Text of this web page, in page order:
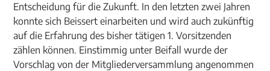
Entscheidung für die Zukunft. In den letzten zwei Jahren
konnte sich Beissert einarbeiten und wird auch zukünftig
auf die Erfahrung des bisher tätigen 1. Vorsitzenden
zählen können. Einstimmig unter Beifall wurde der
Vorschlag von der Mitgliederversammlung angenommen